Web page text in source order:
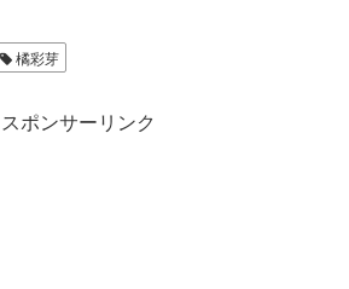
橘彩芽
スポンサーリンク